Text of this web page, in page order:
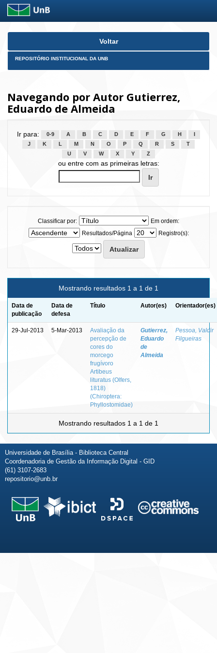
Skip
Voltar
REPOSITÓRIO INSTITUCIONAL DA UNB
Navegando por Autor Gutierrez,
Eduardo de Almeida
Ir para: 0-9 A B C D E F G H
J
K L M N O P Q R S
T
U
V W X Y Z
ou entre com as primeiras letras:
Classificar por:
Em ordem:
Resultados/Página
Registro(s):
Mostrando resultados 1 a 1 de 1
Data de
publicação
Data de
defesa
Título Autor(es) Orientador(es)
29-Jul-2013 5-Mar-2013
Avaliação da
percepção de
cores do
morcego
frugívoro
Artibeus
lituratus (Olfers,
1818)
(Chiroptera:
Phyllostomidae)
Gutierrez,
Eduardo
de
Almeida
Pessoa, Valdir
Filgueiras
Mostrando resultados 1 a 1 de 1
Universidade de Brasília - Biblioteca Central
Coordenadoria de Gestão da Informação Digital - GID
(61) 3107-2683
repositorio@unb.br